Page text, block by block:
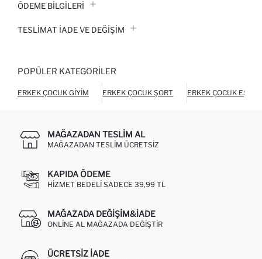
ÖDEME BİLGİLERİ
TESLIMAT İADE VE DEĞIŞIM
POPÜLER KATEGORILER
ERKEK ÇOCUK GIYIM ERKEK ÇOCUK ŞORT ERKEK ÇOCUK
MAĞAZADAN TESLIM AL
MAĞAZADAN TESLIM ÜCRETSIZ
KAPIDA ÖDEME
HIZMET BEDELI SADECE 39,99 TL
MAĞAZADA DEĞIŞIM&İADE
ONLINE AL MAĞAZADA DEĞIŞTIR
ÜCRETSIZ IADE